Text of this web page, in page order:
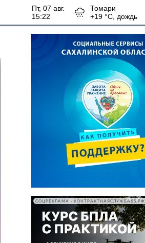
пт, 07 авг.
15:22
Томари
+19 °С, дождь
СОЦРЕКЛАМА • КОНТРАКТНАЯСЛУЖБА65.РФ